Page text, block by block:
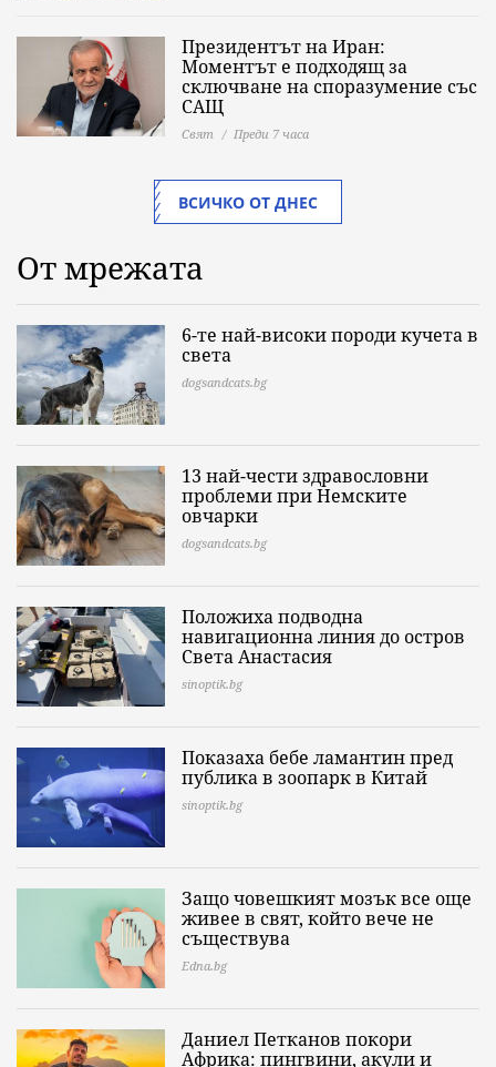
Президентът на Иран:
Моментът е подходящ за
сключване на споразумение със
САЩ
Свят Преди 7 часа
ВСИЧКО ОТ ДНЕС
От мрежата
6-те най-високи породи кучета в
света
dogsandcats.bg
13 най-чести здравословни
проблеми при Немските
овчарки
dogsandcats.bg
Положиха подводна
навигационна линия до остров
Света Анастасия
sinoptik.bg
Показаха бебе ламантин пред
публика в зоопарк в Китай
sinoptik.bg
Защо човешкият мозък все още
живее в свят, който вече не
съществува
Edna.bg
Даниел Петканов покори
Африка: пингвини, акули и